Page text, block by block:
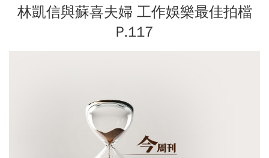
林凱信與蘇喜夫婦 工作娛樂最佳拍檔
P.117